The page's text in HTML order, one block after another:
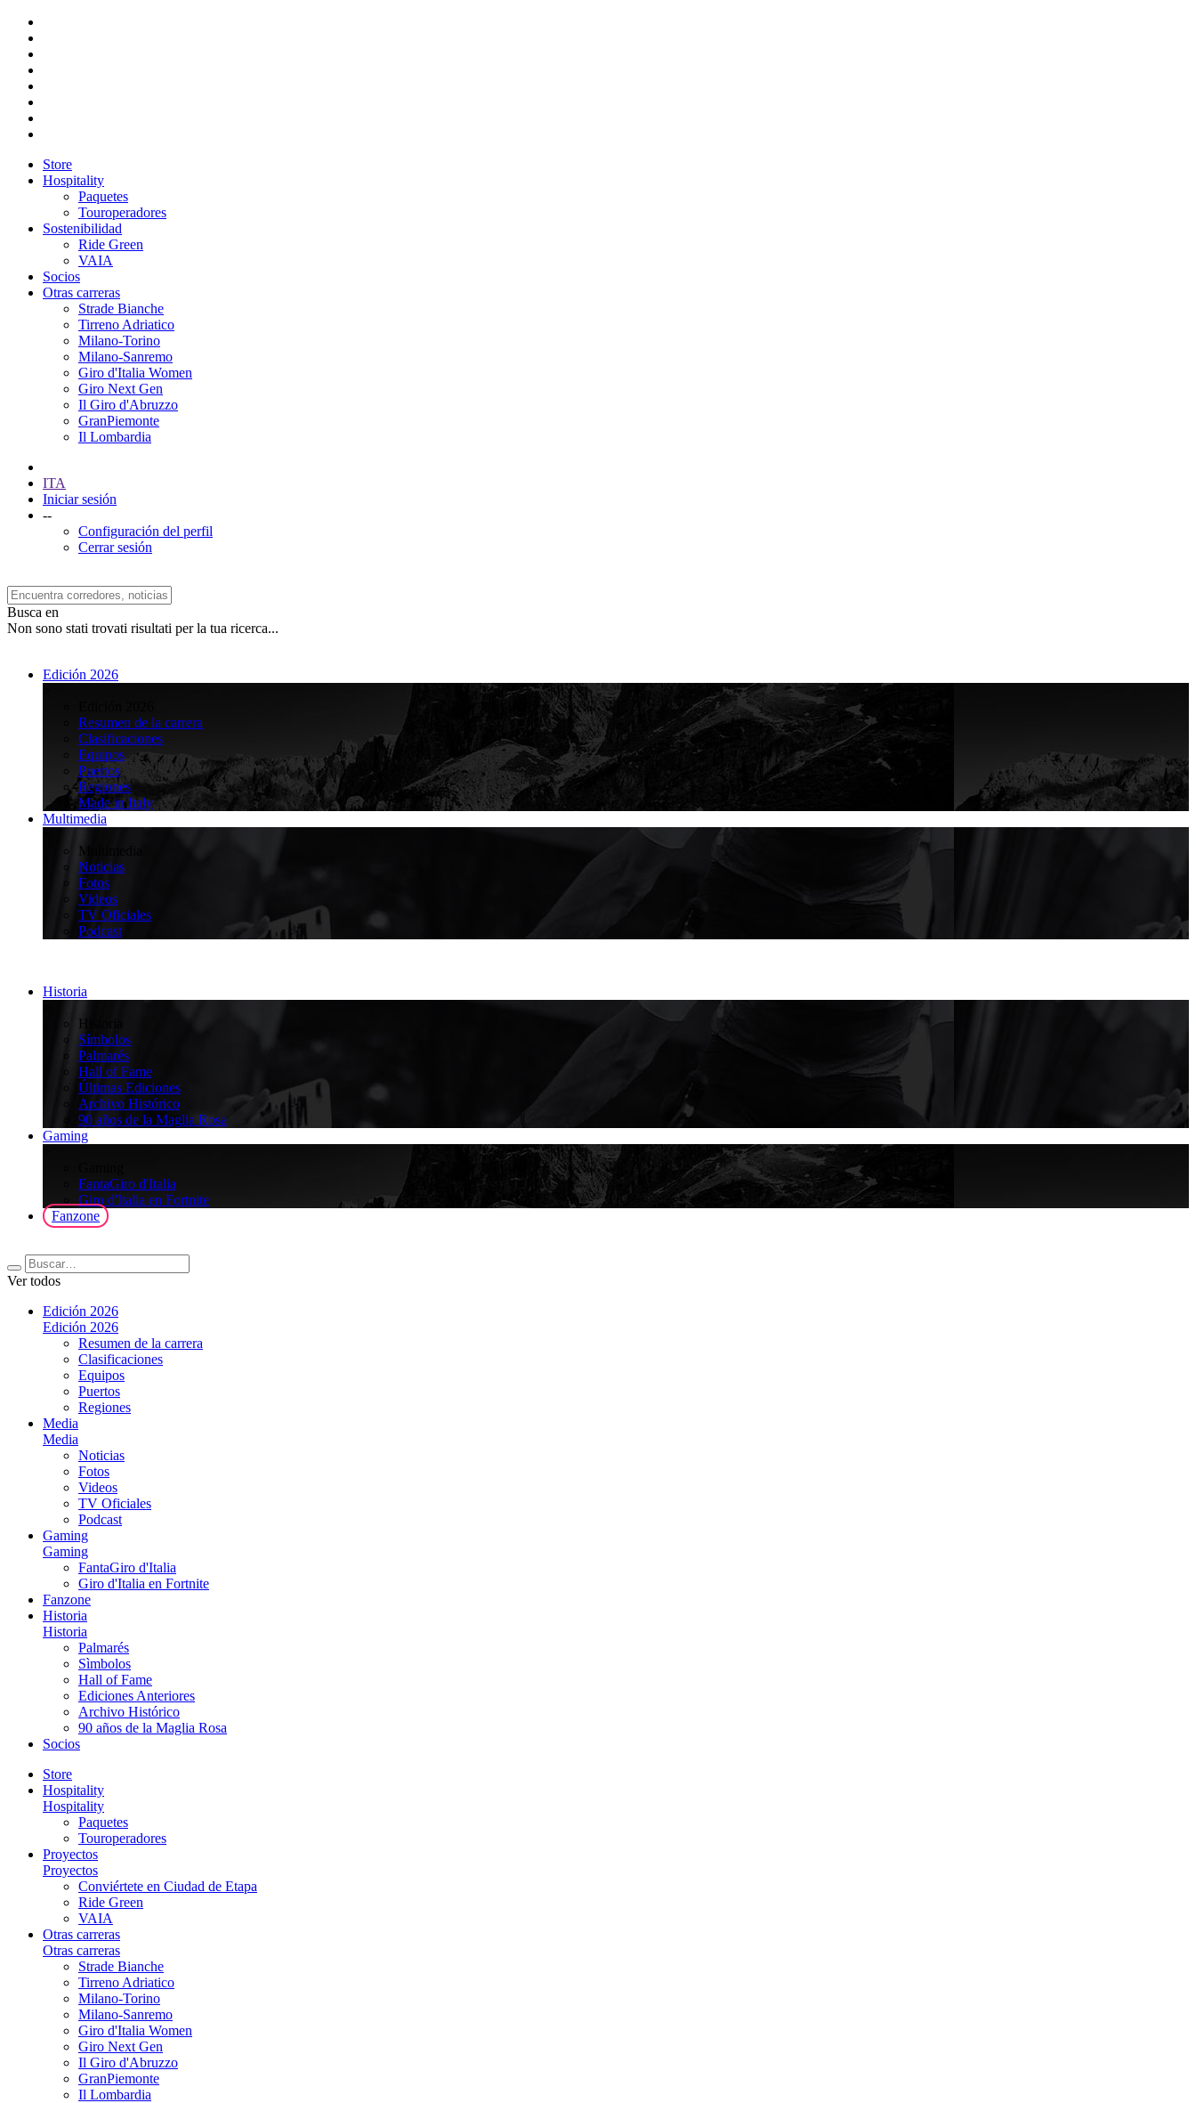
Store
Hospitality
Paquetes
Touroperadores
Sostenibilidad
Ride Green
VAIA
Socios
Otras carreras
Strade Bianche
Tirreno Adriatico
Milano-Torino
Milano-Sanremo
Giro d'Italia Women
Giro Next Gen
Il Giro d'Abruzzo
GranPiemonte
Il Lombardia
ITA
Iniciar sesión
--
Configuración del perfil
Cerrar sesión
Busca en
Non sono stati trovati risultati per la tua ricerca...
Edición 2026
Resumen de la carrera
Clasificaciones
Equipos
Puertos
Regiones
Made in Italy
Multimedia
Multimedia
Noticias
Fotos
Videos
TV Oficiales
Podcast
Historia
Historia
Símbolos
Palmarés
Hall of Fame
Últimas Ediciones
Archivo Histórico
90 años de la Maglia Rosa
Gaming
FantaGiro d'Italia
Giro d'Italia en Fortnite
Fanzone
Ver todos
Edición 2026
Edición 2026
Resumen de la carrera
Clasificaciones
Equipos
Puertos
Regiones
Media
Media
Noticias
Fotos
Videos
TV Oficiales
Podcast
Gaming
Gaming
FantaGiro d'Italia
Giro d'Italia en Fortnite
Fanzone
Historia
Historia
Palmarés
Sìmbolos
Hall of Fame
Ediciones Anteriores
Archivo Histórico
90 años de la Maglia Rosa
Socios
Store
Hospitality
Hospitality
Paquetes
Touroperadores
Proyectos
Proyectos
Conviértete en Ciudad de Etapa
Ride Green
VAIA
Otras carreras
Otras carreras
Strade Bianche
Tirreno Adriatico
Milano-Torino
Milano-Sanremo
Giro d'Italia Women
Giro Next Gen
Il Giro d'Abruzzo
GranPiemonte
Il Lombardia